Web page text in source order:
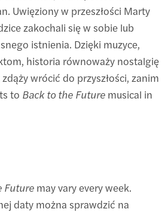
Uwięziony w przeszłości Marty
zakochali się w sobie lub
istnienia. Dzięki muzyce,
historia równoważy nostalgię
wrócić do przyszłości, zanim
to Back to the Future musical in
Future may vary every week.
daty można sprawdzić na